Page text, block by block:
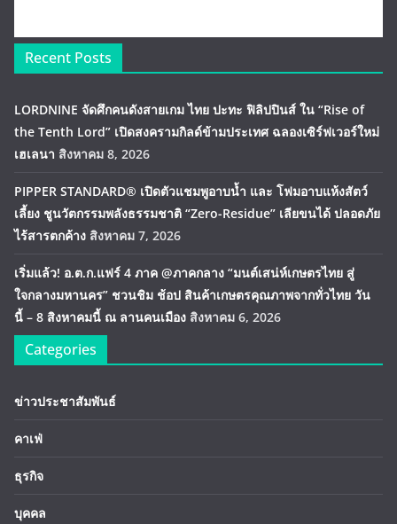
Recent Posts
LORDNINE จัดศึกคนดังสายเกม ไทย ปะทะ ฟิลิปปินส์ ใน “Rise of
the Tenth Lord” เปิดสงครามกิลด์ข้ามประเทศ ฉลองเซิร์ฟเวอร์ใหม่
เฮเลนา สิงหาคม 8, 2026
PIPPER STANDARD® เปิดตัวแชมพูอาบน้ำ และ โฟมอาบแห้งสัตว์
เลี้ยง ชูนวัตกรรมพลังธรรมชาติ “Zero-Residue” เลียขนได้ ปลอดภัย
ไร้สารตกค้าง สิงหาคม 7, 2026
เริ่มแล้ว! อ.ต.ก.แฟร์ 4 ภาค @ภาคกลาง “มนต์เสน่ห์เกษตรไทย สู่
ใจกลางมหานคร” ชวนชิม ช้อป สินค้าเกษตรคุณภาพจากทั่วไทย วัน
นี้ – 8 สิงหาคมนี้ ณ ลานคนเมือง สิงหาคม 6, 2026
Categories
ข่าวประชาสัมพันธ์
คาเฟ่
ธุรกิจ
บุคคล